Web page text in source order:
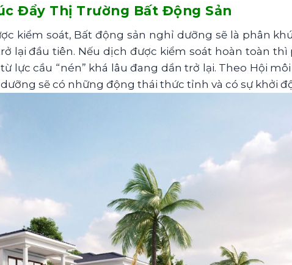
Đẩy Thị Trường Bất Động Sản
kiểm soát, Bất động sản nghỉ dưỡng sẽ là phân
lại đầu tiên. Nếu dịch được kiểm soát hoàn toàn thì
cầu “nén” khá lâu đang dần trở lại. Theo Hội
sẽ có những động thái thức tỉnh và có sự khởi